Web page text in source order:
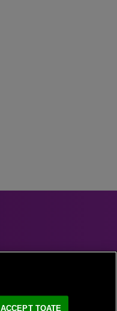
ACCEPT TOATE